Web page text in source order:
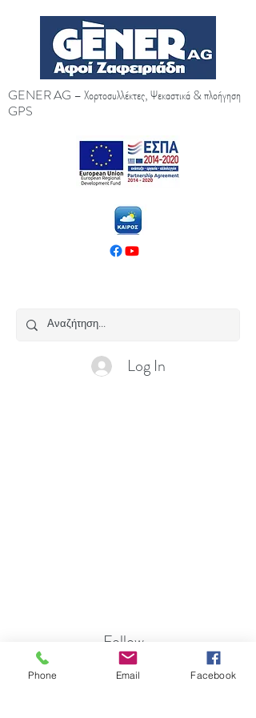
GENER AG – Χορτοσυλλέκτες, Ψεκαστικά & πλοήγηση
GPS
Log In
Follow...
Phone Email Facebook